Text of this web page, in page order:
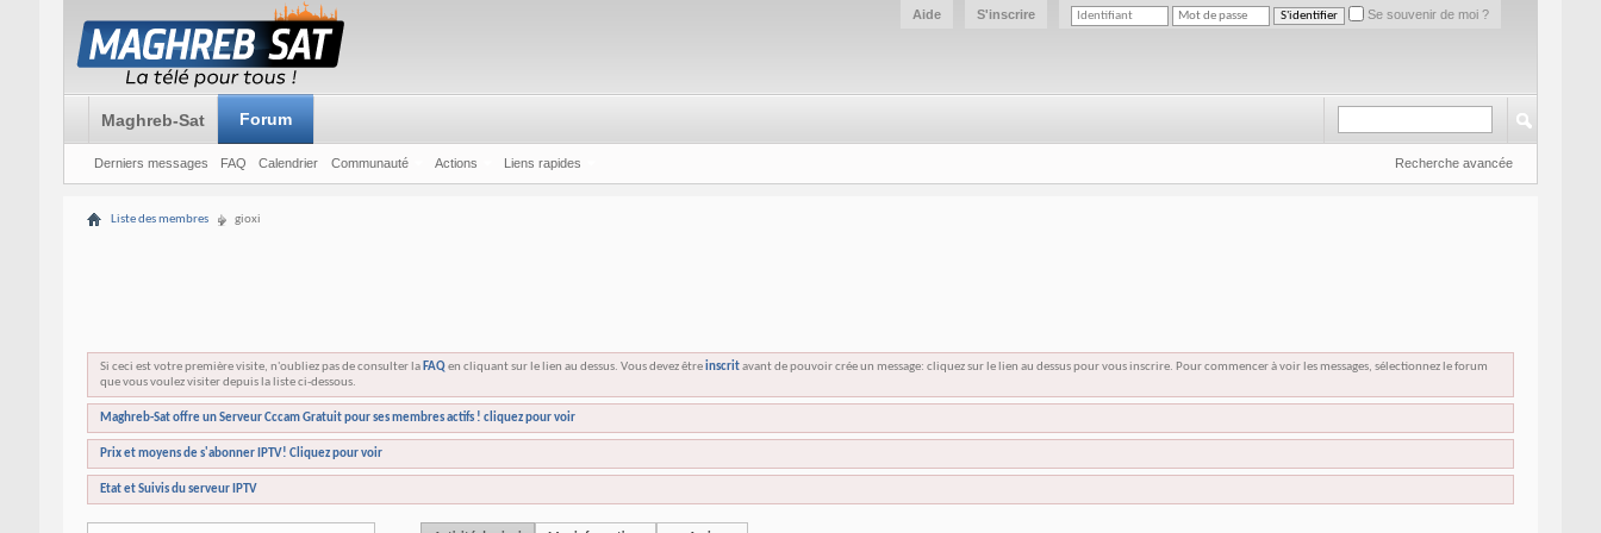
Se souvenir de moi ?
S'inscrire
Aide
Maghreb-Sat Forum
Derniers messages FAQ Calendrier Communauté Actions Liens rapides Recherche avancée
Liste des membres gioxi
Si ceci est votre première visite, n'oubliez pas de consulter la FAQen cliquant sur le lien au dessus. Vous devez êtreinscritavant de pouvoir crée un message: cliquez sur le lien au dessus pour vous inscrire. Pour commencer à voir les messages, sélectionnez le forum
que vous voulez visiter depuis la liste ci-dessous.
Maghreb-Sat offre un Serveur Cccam Gratuit pour ses membres actifs ! cliquez pour voir
Prix et moyens de s'abonner IPTV! Cliquez pour voir
Etat et Suivis du serveur IPTV